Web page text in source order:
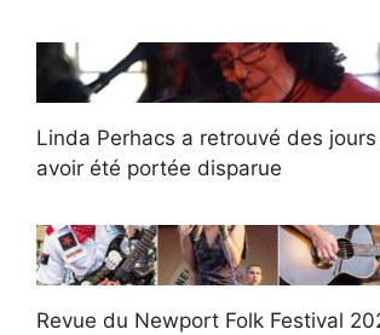
Linda Perhacs a retrouvé des
avoir été portée disparue
Revue du Newport Folk Festival